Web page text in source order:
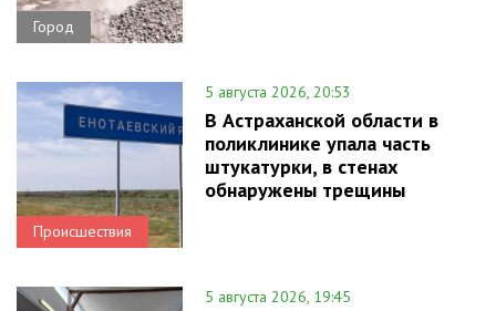
Город
Происшествия
5 августа 2026, 20:53
В Астраханской области в
поликлинике упала часть
штукатурки, в стенах
обнаружены трещины
5 августа 2026, 19:45